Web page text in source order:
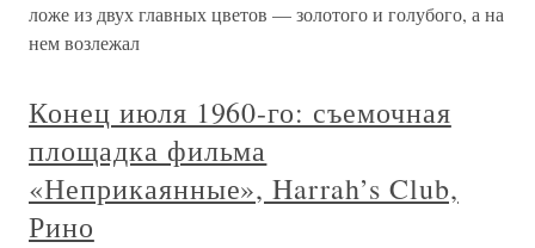
ложе из двух главных цветов — золотого и голубого, а на
нем возлежал
Конец июля 1960-го: съемочная
площадка фильма
«Неприкаянные», Harrah’s Club,
Рино